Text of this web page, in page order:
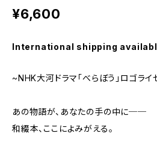
¥6,600
International shipping
~NHK大河ドラマ「べらぼう」ロゴラ
あの物語が、あなたの手の中に──
和綴本、ここによみがえる。